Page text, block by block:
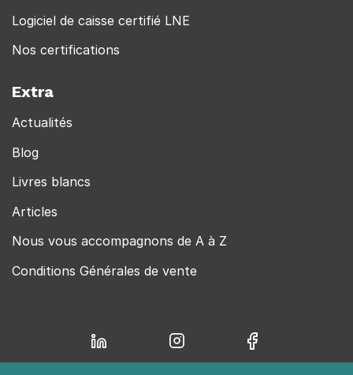
Logiciel de caisse certifié LNE
Nos certifications
Extra
Actualités
Blog
Livres blancs
Articles
Nous vous accompagnons de A à Z
Conditions Générales de vente